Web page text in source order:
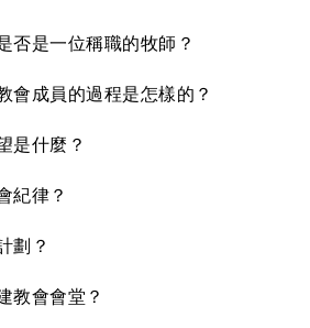
否是一位稱職的牧師？
會成員的過程是怎樣的？
是什麼？
紀律？
劃？
教會會堂？